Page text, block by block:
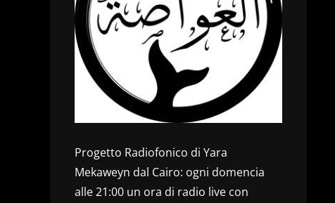
Progetto Radiofonico di Yara
Mekaweyn dal Cairo: ogni domencia
alle 21:00 un ora di radio live con